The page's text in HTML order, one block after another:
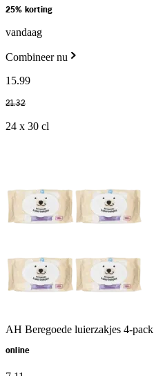
25% korting
vandaag
Combineer nu
15.99
21.32
24 x 30 cl
AH Beregoede luierzakjes 4-pack
online